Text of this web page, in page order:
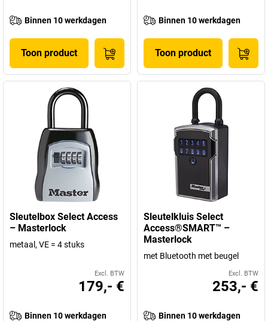
Binnen 10 werkdagen
Toon product
Binnen 10 werkdagen
Toon product
Sleutelbox Select Access
– Masterlock
metaal, VE = 4 stuks
Excl. BTW
179,- €
Binnen 10 werkdagen
Sleutelkluis Select
Access®SMART™ –
Masterlock
met Bluetooth met beugel
Excl. BTW
253,- €
Binnen 10 werkdagen